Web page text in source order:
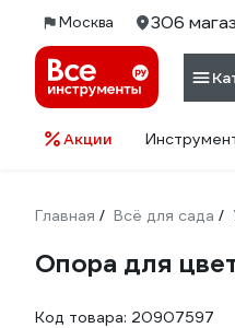
Москва 306
Акции
Главная / Всё для сада /
Опора для
Код товара: 20907597